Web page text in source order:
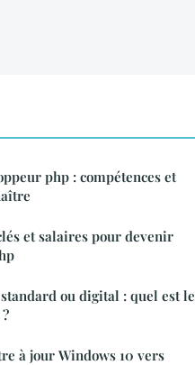
php : compétences et
et salaires pour devenir
ou digital : quel est le
à jour Windows 10 vers